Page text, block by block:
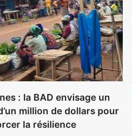
: la BAD envisage un
million de dollars pour
la résilience